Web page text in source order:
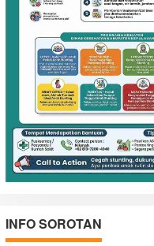
INFO SOROTAN